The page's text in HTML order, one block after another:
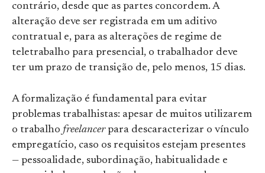
contrário, desde que as partes concordem. A
alteração deve ser registrada em um aditivo
contratual e, para as alterações de regime de
teletrabalho para presencial, o trabalhador deve
ter um prazo de transição de, pelo menos, 15 dias.
A formalização é fundamental para evitar
problemas trabalhistas: apesar de muitos utilizarem
o trabalho freelancerpara descaracterizar o vínculo
empregatício, caso os requisitos estejam presentes
— pessoalidade, subordinação, habitualidade e